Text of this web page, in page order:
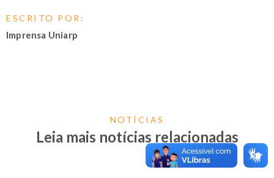
ESCRITO POR:
Imprensa Uniarp
NOTÍCIAS
Leia mais notícias relacionadas